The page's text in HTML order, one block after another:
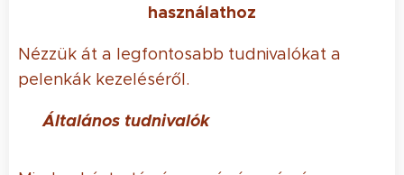
használathoz
Nézzük át a legfontosabb tudnivalókat a
pelenkák kezeléséről.
🧺 Általános tudnivalók